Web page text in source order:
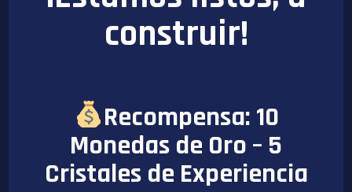
construir!
Recompensa: 10
Monedas de Oro – 5
Cristales de Experiencia